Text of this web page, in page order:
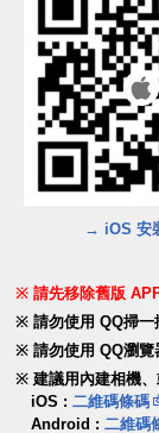
→ iOS 安
請先移除舊版
請勿使用 QQ掃
請勿使用 QQ瀏
建議用內建相機
iOS :二維碼條碼
Android :二維碼